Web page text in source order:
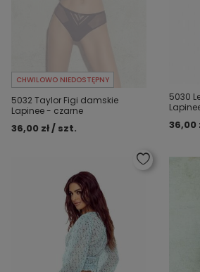
CHWILOWO NIEDOSTĘPNY
5032 Taylor Figi damskie
Lapinee - czarne
36,00 zł / szt.
5030
36,00